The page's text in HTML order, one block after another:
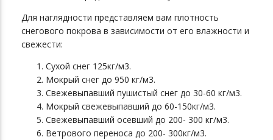
Для наглядности представляем вам плотность
снегового покрова в зависимости от его влажности и
свежести:
Сухой снег 125кг/м3.
Мокрый снег до 950 кг/м3.
Свежевыпавший пушистый снег до 30-60 кг/м3.
Мокрый свежевыпавший до 60-150кг/м3.
Свежевыпавший осевший до 200- 300 кг/м3.
Ветрового переноса до 200- 300кг/м3.